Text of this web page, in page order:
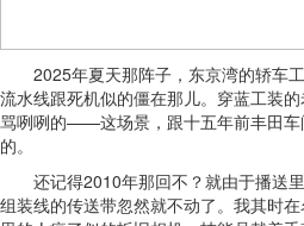
2025年夏天那阵子，东京湾的轿车工
流水线跟死机似的僵在那儿。穿蓝工装
骂咧咧的——这场景，跟十五年前丰田车
的。
还记得2010年那回不？就由于播送里
组装线的传送带忽然就不动了。我其时